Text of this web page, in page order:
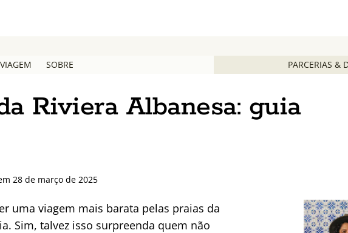
SOBRE
PARCERIAS &
Riviera Albanesa: guia
28 de março de 2025
uma viagem mais barata pelas praias da
Sim, talvez isso surpreenda quem não